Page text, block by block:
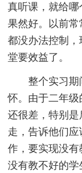
真听课，就给
果然好。以前
都没办法控制
堂要效益了。
整个实习期
怀。由于二年
还很差，特别
走，告诉他们
作，要实现没
没有教不好的